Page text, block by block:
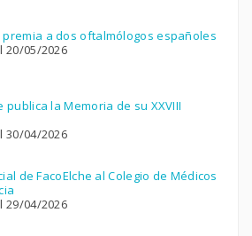
premia a dos oftalmólogos españoles
20/05/2026
publica la Memoria de su XXVIII
30/04/2026
de FacoElche al Colegio de Médicos
29/04/2026